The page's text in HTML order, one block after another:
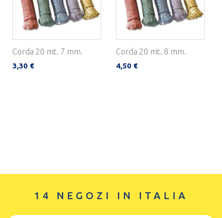
Corda 20 mt. 7 mm.
3,30 €
Corda 20 mt. 8 mm.
4,50 €
14 NEGOZI IN ITALIA